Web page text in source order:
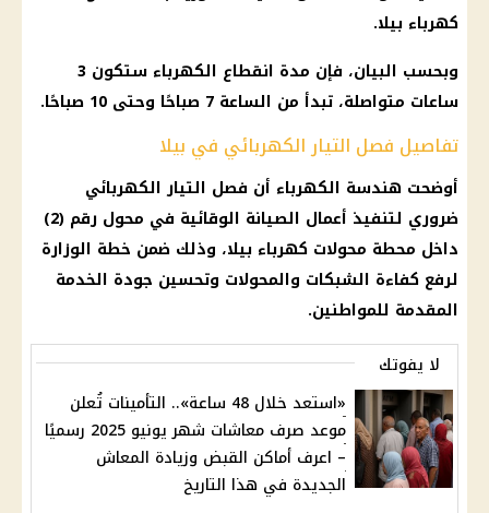
كهرباء بيلا.
وبحسب البيان، فإن مدة انقطاع الكهرباء ستكون 3
ساعات متواصلة، تبدأ من الساعة 7 صباحًا وحتى 10 صباحًا.
تفاصيل فصل التيار الكهربائي في بيلا
أوضحت هندسة الكهرباء أن فصل التيار الكهربائي
ضروري لتنفيذ أعمال الصيانة الوقائية في محول رقم (2)
داخل محطة محولات كهرباء بيلا، وذلك ضمن خطة الوزارة
لرفع كفاءة الشبكات والمحولات وتحسين جودة الخدمة
المقدمة للمواطنين.
لا يفوتك
«استعد خلال 48 ساعة».. التأمينات تُعلن
موعد صرف معاشات شهر يونيو 2025 رسميًا
– اعرف أماكن القبض وزيادة المعاش
الجديدة في هذا التاريخ